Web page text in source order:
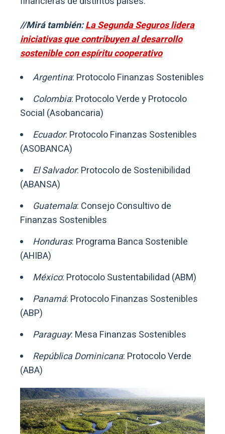
//Mirá también:La Segunda Seguros lidera
iniciativas que contribuyen al desarrollo
sostenible con espíritu cooperativo
Argentina: Protocolo Finanzas Sostenibles
Colombia: Protocolo Verde y Protocolo
Social (Asobancaria)
Ecuador: Protocolo Finanzas Sostenibles
(ASOBANCA)
El Salvador: Protocolo de Sostenibilidad
(ABANSA)
Guatemala: Consejo Consultivo de
Finanzas Sostenibles
Honduras: Programa Banca Sostenible
(AHIBA)
México: Protocolo Sustentabilidad (ABM)
Panamá: Protocolo Finanzas Sostenibles
(ABP)
Paraguay: Mesa Finanzas Sostenibles
República Dominicana: Protocolo Verde
(ABA)